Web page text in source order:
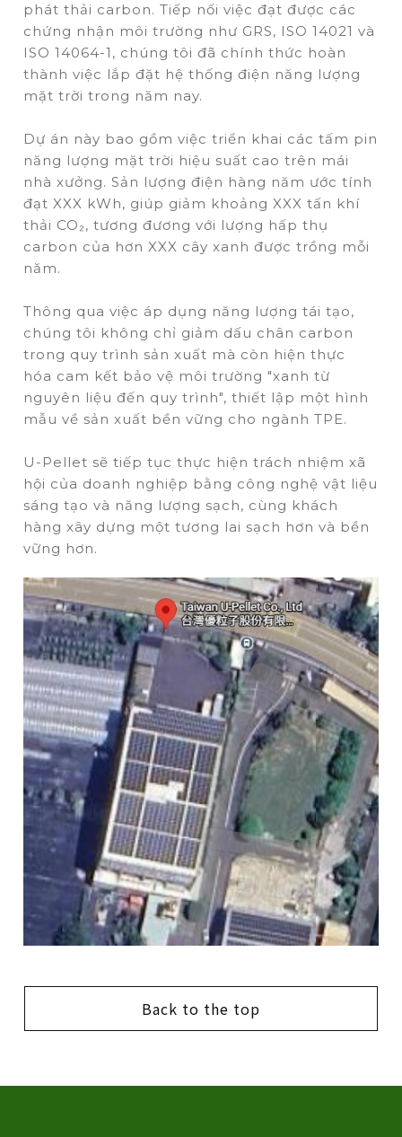
phát thải carbon. Tiếp nối việc đạt được các
chứng nhận môi trường như GRS, ISO 14021 và
ISO 14064-1, chúng tôi đã chính thức hoàn
thành việc lắp đặt hệ thống điện năng lượng
mặt trời trong năm nay.
Dự án này bao gồm việc triển khai các tấm pin
năng lượng mặt trời hiệu suất cao trên mái
nhà xưởng. Sản lượng điện hàng năm ước tính
đạt XXX kWh, giúp giảm khoảng XXX tấn khí
thải CO₂, tương đương với lượng hấp thụ
carbon của hơn XXX cây xanh được trồng mỗi
năm.
Thông qua việc áp dụng năng lượng tái tạo,
chúng tôi không chỉ giảm dấu chân carbon
trong quy trình sản xuất mà còn hiện thực
hóa cam kết bảo vệ môi trường "xanh từ
nguyên liệu đến quy trình", thiết lập một hình
mẫu về sản xuất bền vững cho ngành TPE.
U-Pellet sẽ tiếp tục thực hiện trách nhiệm xã
hội của doanh nghiệp bằng công nghệ vật liệu
sáng tạo và năng lượng sạch, cùng khách
hàng xây dựng một tương lai sạch hơn và bền
vững hơn.
Back to the top